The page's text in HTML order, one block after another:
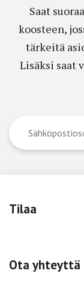
Saat
koosteen,
tärkeitä
Lisäksi saat
Tilaa
Ota yhteyttä